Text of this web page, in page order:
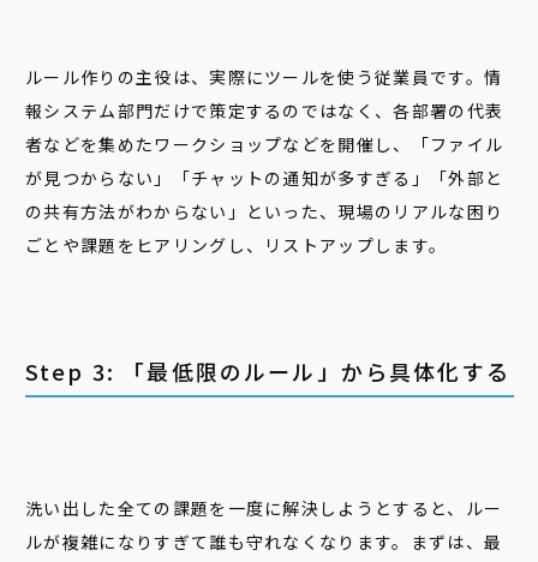
ルール作りの主役は、実際にツールを使う従業員です。情
報システム部門だけで策定するのではなく、各部署の代表
者などを集めたワークショップなどを開催し、「ファイル
が見つからない」「チャットの通知が多すぎる」「外部と
の共有方法がわからない」といった、現場のリアルな困り
ごとや課題をヒアリングし、リストアップします。
Step 3: 「最低限のルール」から具体化する
洗い出した全ての課題を一度に解決しようとすると、ルー
ルが複雑になりすぎて誰も守れなくなります。まずは、最